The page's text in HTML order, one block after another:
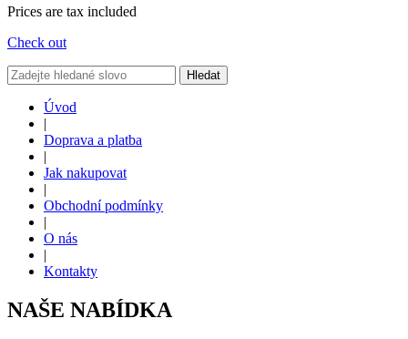
Prices are tax included
Check out
Hledat
Úvod
|
Doprava a platba
|
Jak nakupovat
|
Obchodní podmínky
|
O nás
|
Kontakty
NAŠE NABÍDKA